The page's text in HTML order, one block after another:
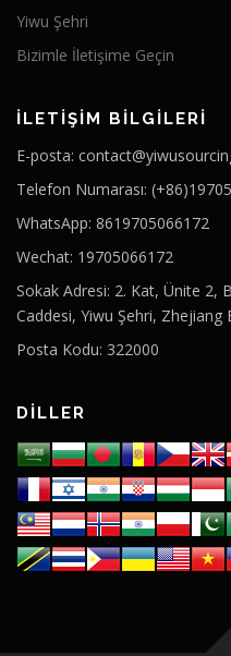
Yiwu Şehri
Bizimle İletişime Geçin
İLETIŞIM BILGILERI
E-posta:
Telefon Numarası:
WhatsApp: 8619705066172
Wechat: 19705066172
Sokak Adresi: 2. Kat, Ünite 2,
Caddesi, Yiwu Şehri, Zhejiang
Posta Kodu: 322000
DILLER